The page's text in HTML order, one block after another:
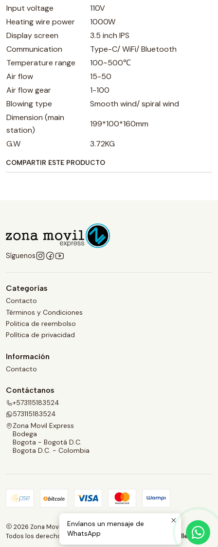
Input voltage
110V
Heating wire power
1000W
Display screen
3.5 inch IPS
Communication
Type-C/ WiFi/ Bluetooth
Temperature range
100~500℃
Air flow
15-50
Air flow gear
1-100
Blowing type
Smooth wind/ spiral wind
Dimension (main
station)
199*100*160mm
G.W
3.72KG
COMPARTIR ESTE PRODUCTO
Síguenos
Categorías
Contacto
Términos y Condiciones
Politica de reembolso
Política de privacidad
Información
Contacto
Contáctanos
+573115183524
573115183524
Zona Movil Express
Bodega
Bogota - Bogotá D.C.
Bogota D.C. - Colombia
2026 Zona Movil Express.
Todos los derechos reservados.
Desarrollado por Jumpseller
Envíanos un mensaje de
WhatsApp